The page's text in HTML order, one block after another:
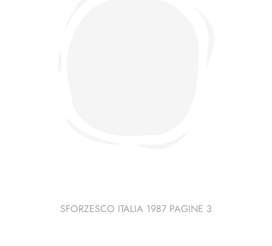
SFORZESCO ITALIA 1987 PAGINE 3